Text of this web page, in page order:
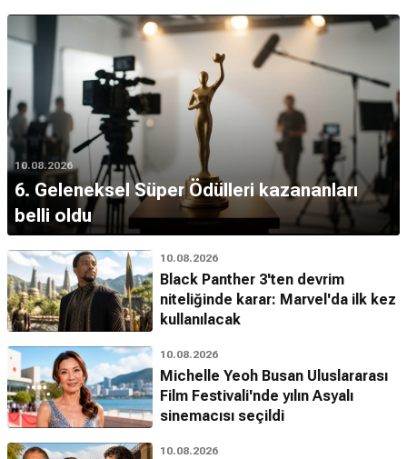
10.08.2026
6. Geleneksel Süper Ödülleri kazananları
belli oldu
10.08.2026
Black Panther 3'ten devrim
niteliğinde karar: Marvel'da ilk kez
kullanılacak
10.08.2026
Michelle Yeoh Busan Uluslararası
Film Festivali'nde yılın Asyalı
sinemacısı seçildi
10.08.2026